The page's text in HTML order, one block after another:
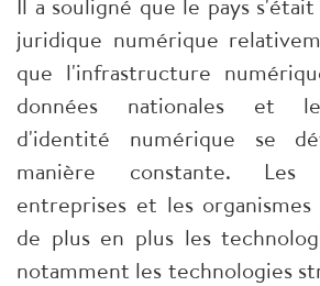
juridique numérique
que l'infrastructure
données nationales et
d'identité numérique se
manière constante.
entreprises et les
de plus en plus les
notamment les technologies